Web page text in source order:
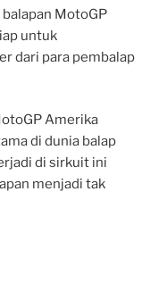
MotoGP
untuk
dari para pembalap
Amerika
di dunia balap
di sirkuit ini
menjadi tak